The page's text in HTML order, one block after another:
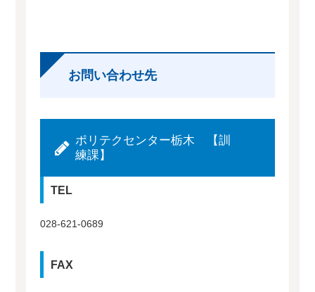
お問い合わせ先
ポリテクセンター栃木 【訓
練課】
TEL
028-621-0689
FAX